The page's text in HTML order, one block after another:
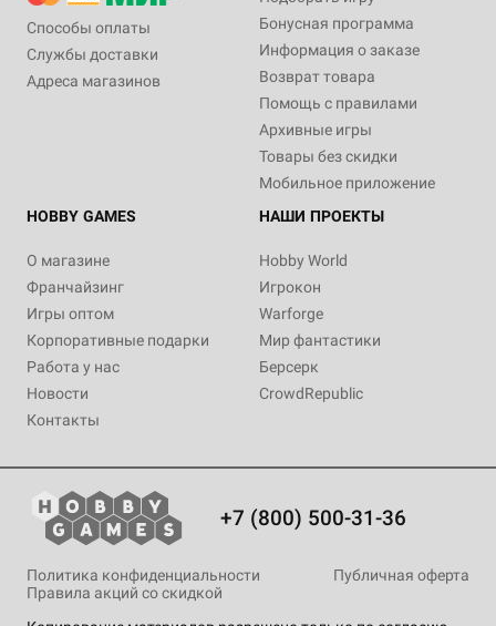
Способы оплаты
Службы доставки
Адреса магазинов
Бонусная программа
Информация о заказе
Возврат товара
Помощь с правилами
Архивные игры
Товары без скидки
Мобильное приложение
HOBBY GAMES
О магазине
Франчайзинг
Игры оптом
Корпоративные подарки
Работа у нас
Новости
Контакты
НАШИ ПРОЕКТЫ
Hobby World
Игрокон
Warforge
Мир фантастики
Берсерк
CrowdRepublic
+7 (800) 500-31-36
Политика конфиденциальности
Публичная оферта
Правила акций со скидкой